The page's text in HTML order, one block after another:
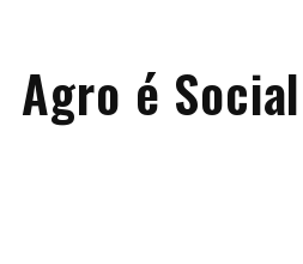
Agro é